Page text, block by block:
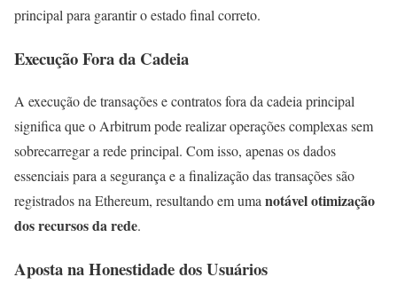
principal para garantir o estado final correto.
Execução Fora da Cadeia
A execução de transações e contratos fora da cadeia principal
significa que o Arbitrum pode realizar operações complexas sem
sobrecarregar a rede principal. Com isso, apenas os dados
essenciais para a segurança e a finalização das transações são
registrados na Ethereum, resultando em umanotável otimização
dos recursos da rede.
Aposta na Honestidade dos Usuários